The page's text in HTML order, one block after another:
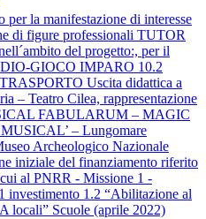
per la manifestazione di interesse
di figure professionali TUTOR
del progetto:, per il
GIOCO IMPARO 10.2
Uscita didattica a
– Teatro Cilea, rappresentazione
FABULARUM – MAGIC
– Lungomare
Archeologico Nazionale
iniziale del finanziamento riferito
al PNRR - Missione 1 -
investimento 1.2 “Abilitazione al
locali” Scuole (aprile 2022)